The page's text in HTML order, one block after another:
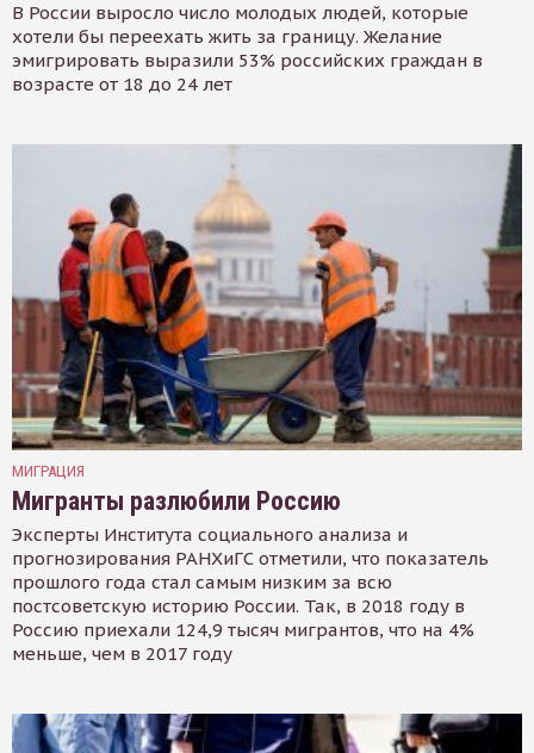
В России выросло число молодых людей, которые
хотели бы переехать жить за границу. Желание
эмигрировать выразили 53% российских граждан в
возрасте от 18 до 24 лет
МИГРАЦИЯ
Мигранты разлюбили Россию
Эксперты Института социального анализа и
прогнозирования РАНХиГС отметили, что показатель
прошлого года стал самым низким за всю
постсоветскую историю России. Так, в 2018 году в
Россию приехали 124,9 тысяч мигрантов, что на 4%
меньше, чем в 2017 году